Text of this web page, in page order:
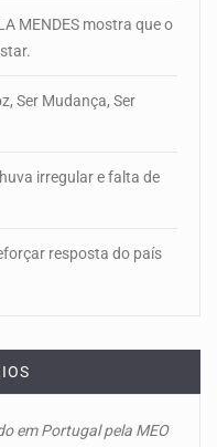
MENDES mostra que o
Ser Mudança, Ser
irregular e falta de
resposta do país
em Portugal pela MEO